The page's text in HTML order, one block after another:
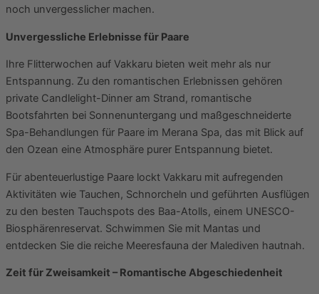
noch unvergesslicher machen.
Unvergessliche Erlebnisse für Paare
Ihre Flitterwochen auf Vakkaru bieten weit mehr als nur
Entspannung. Zu den romantischen Erlebnissen gehören
private Candlelight-Dinner am Strand, romantische
Bootsfahrten bei Sonnenuntergang und maßgeschneiderte
Spa-Behandlungen für Paare im Merana Spa, das mit Blick auf
den Ozean eine Atmosphäre purer Entspannung bietet.
Für abenteuerlustige Paare lockt Vakkaru mit aufregenden
Aktivitäten wie Tauchen, Schnorcheln und geführten Ausflügen
zu den besten Tauchspots des Baa-Atolls, einem UNESCO-
Biosphärenreservat. Schwimmen Sie mit Mantas und
entdecken Sie die reiche Meeresfauna der Malediven hautnah.
Zeit für Zweisamkeit – Romantische Abgeschiedenheit